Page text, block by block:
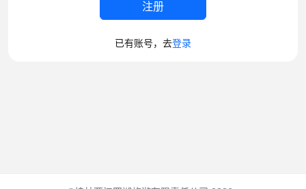
注册
已有账号，去登录